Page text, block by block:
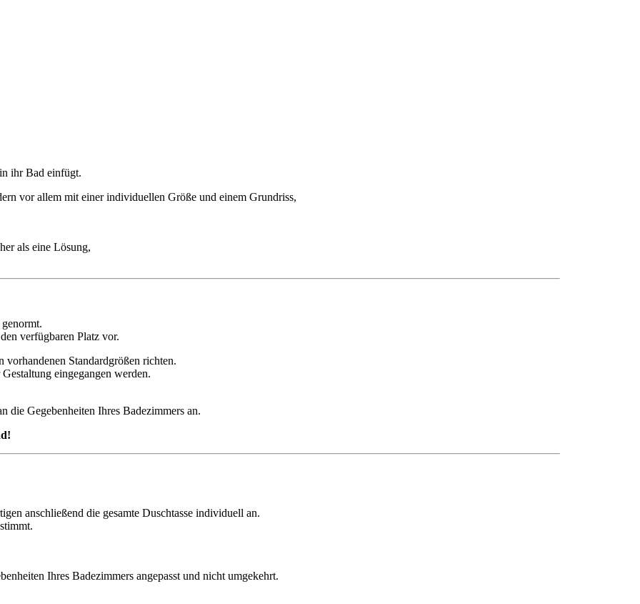
ihr Bad einfügt.
vor allem mit einer individuellen Größe und einem Grundriss,
als eine Lösung,
verfügbaren Platz vor.
Standardgrößen richten.
eingegangen werden.
die Gegebenheiten Ihres Badezimmers an.
anschließend die gesamte Duschtasse individuell an.
Ihres Badezimmers angepasst und nicht umgekehrt.